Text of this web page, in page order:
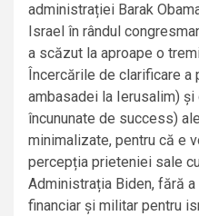
administrației Barak
Israel în rândul
a scăzut la aproape o
Încercările de clarificare
ambasadei la Ierusalim)
încununate de success)
minimalizate, pentru că e
percepția prieteniei sale
Administrația Biden, fără
financiar și militar pentru